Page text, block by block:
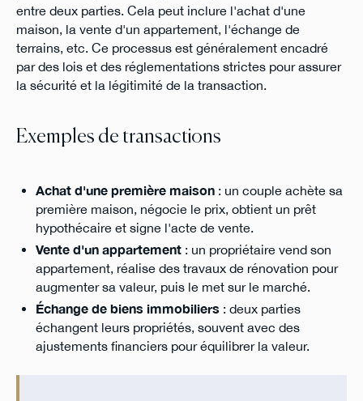
entre deux parties. Cela peut inclure l'achat d'une
maison, la vente d'un appartement, l'échange de
terrains, etc. Ce processus est généralement encadré
par des lois et des réglementations strictes pour assurer
la sécurité et la légitimité de la transaction.
Exemples de transactions
Achat d'une première maison: un couple achète sa
première maison, négocie le prix, obtient un prêt
hypothécaire et signe l'acte de vente.
Vente d'un appartement: un propriétaire vend son
appartement, réalise des travaux de rénovation pour
augmenter sa valeur, puis le met sur le marché.
Échange de biens immobiliers : deux parties
échangent leurs propriétés, souvent avec des
ajustements financiers pour équilibrer la valeur.